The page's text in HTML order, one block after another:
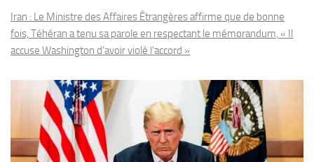
Iran : Le Ministre des Affaires Étrangères affirme que de bonne
fois, Téhéran a tenu sa parole en respectant le mémorandum, « Il
accuse Washington d’avoir violé l’accord »